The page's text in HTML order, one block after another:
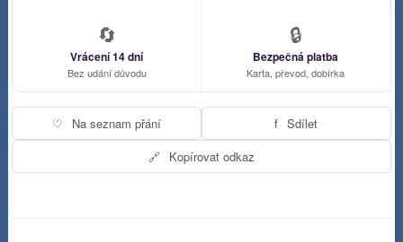
🔄
Vrácení 14 dní
Bez udání důvodu
🔒
Bezpečná platba
Karta, převod, dobírka
♡ Na seznam přání f Sdílet
🔗 Kopírovat odkaz